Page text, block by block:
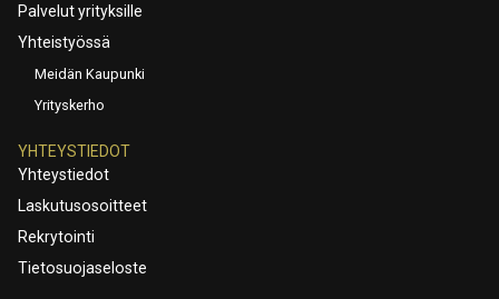
Palvelut yrityksille
Yhteistyössä
Meidän Kaupunki
Yrityskerho
YHTEYSTIEDOT
Yhteystiedot
Laskutusosoitteet
Rekrytointi
Tietosuojaseloste